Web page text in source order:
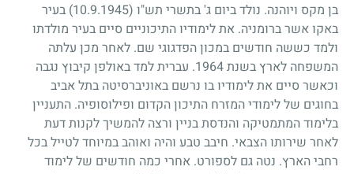
בן מקס ויוהנה. נולד ביום ג' בתשרי תש"ו (10.9.1945)
בעיר
באקו אשר ברומניה. את לימודיו התיכוניים סיים בעיר מולדתו
ולמד כששה חודשים במכון הפדגוגי שם. לאחר מכן עלתה
המשפחה לארץ בשנת1964. עברית למד באולפן קיבוץ נגבה
וכאשר סיים את לימודיו בו נרשם באוניברסיטה בתל אביב
בחוגים של לימודי המזרח התיכון הקדום ופילוסופיה. התעניין
בלימוד המתמטיקה והנדסת בניין ורצה להמשיך לקנות דעת
לאחר שירותו הצבאי. חיבב טבע והיה ואוהב במיוחד לטייל בכל
רחבי הארץ. נטה גם לספורט. אחרי כמה חודשים של לימוד